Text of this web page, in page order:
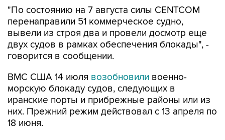
вывели из строя два и провели досмотр еще
двух судов в рамках обеспечения блокады", -
говорится в сообщении.
ВМС США 14 июлявозобновили
иранские порты и прибрежные районы или из
них. Прежний режим действовал с 13 апреля по
18 июня.
За два месяца силы Центрального